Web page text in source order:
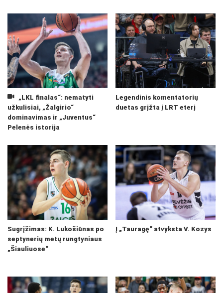
„LKL finalas“: nematyti
užkulisiai, „Žalgirio“
dominavimas ir „Juventus“
Pelenės istorija
Legendinis komentatorių
duetas grįžta į LRT eterį
Sugrįžimas: K. Lukošiūnas po
septynerių metų rungtyniaus
„Šiauliuose“
Į „Tauragę“ atvyksta V. Kozys